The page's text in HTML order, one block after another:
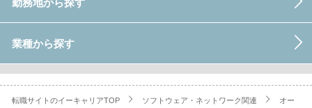
勤務地から探す
業種から探す
転職サイトのイーキャリアTOP ソフトウェア・ネットワーク関連
オー